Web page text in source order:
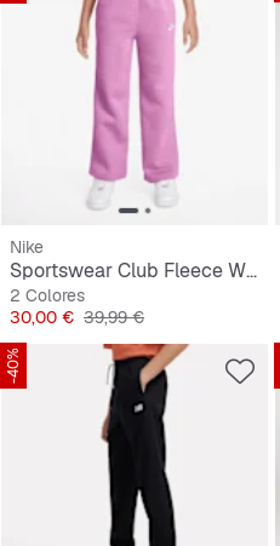
Nike
Sportswear Club Fleece Wide-Leg Low Brand Read Pant
2 Colores
Precio
30,00 € Precio original
39,99 €
-40%